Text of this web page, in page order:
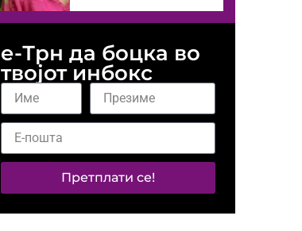
е-Трн да боцка во
твојот инбокс
Претплати се!